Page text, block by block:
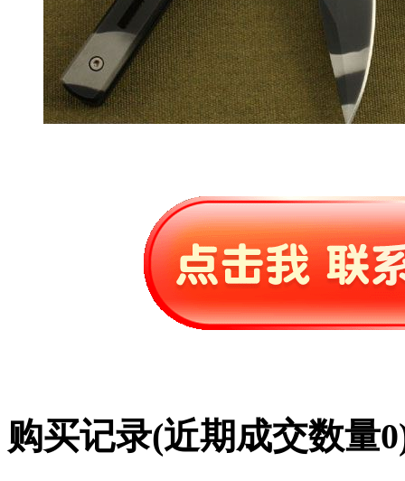
购买记录(近期成交数量0